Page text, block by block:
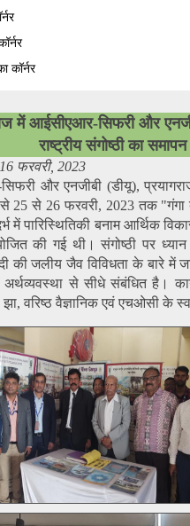
कॉर्नर
में आईसीएआर-सिफरी और
राष्ट्रीय संगोष्ठी का समापन
फरवरी, 2023
और एनजीबी (डीयू), प्रयागराज
25 से 26 फरवरी, 2023 तक "गंगा
में पारिस्थितिकी बनाम आर्थिक
की गई थी। संगोष्ठी पर
की जलीय जैव विविधता के बारे में
अर्थव्यवस्था से सीधे संबंधित है।
झा, वरिष्ठ वैज्ञानिक एवं एचओसी के